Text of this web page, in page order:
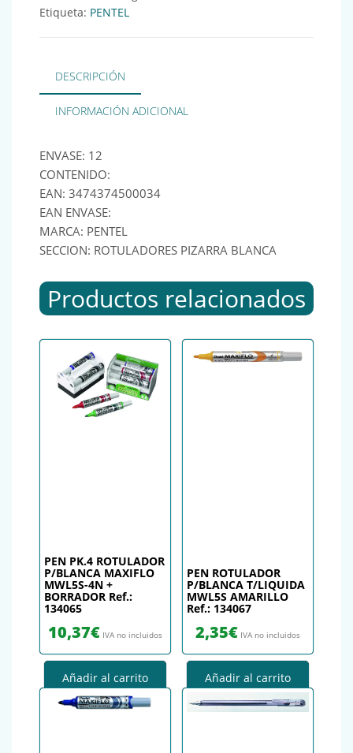
Etiqueta: PENTEL
DESCRIPCIÓN
INFORMACIÓN ADICIONAL
ENVASE: 12
CONTENIDO:
EAN: 3474374500034
EAN ENVASE:
MARCA: PENTEL
SECCION: ROTULADORES PIZARRA BLANCA
Productos relacionados
PEN PK.4 ROTULADOR
P/BLANCA MAXIFLO
MWL5S-4N +
BORRADOR Ref.:
134065
10,37€ IVA no incluidos
Añadir al carrito
PEN ROTULADOR
P/BLANCA T/LIQUIDA
MWL5S AMARILLO
Ref.: 134067
2,35€ IVA no incluidos
Añadir al carrito